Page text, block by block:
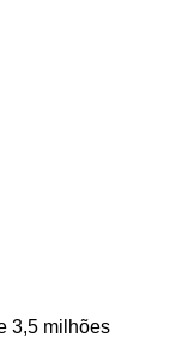
3,5 milhões